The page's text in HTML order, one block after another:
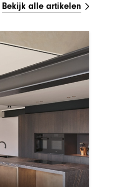
Bekijk alle artikelen